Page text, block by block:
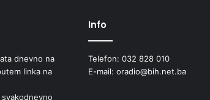
dnevno na
linka na
Info
Telefon: 032 828 010
E-mail: oradio@bih.net.ba